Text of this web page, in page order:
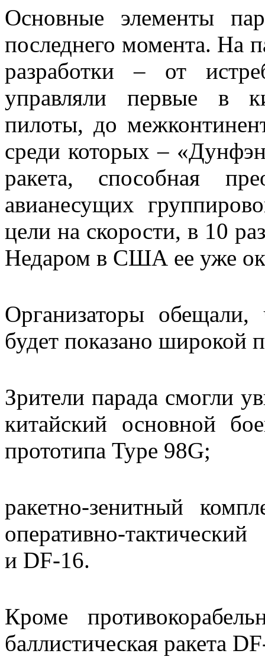
Основные элементы
последнего момента. На
разработки – от
управляли первые в
пилоты, до
среди которых –
ракета, способная
авианесущих
цели на скорости, в 10
Недаром в США ее уже
Организаторы
будет показано широкой
Зрители парада смогли
китайский основной
прототипа Type 98G;
ракетно-зенитный
оперативно-
и DF-16.
Кроме
баллистическая ракета